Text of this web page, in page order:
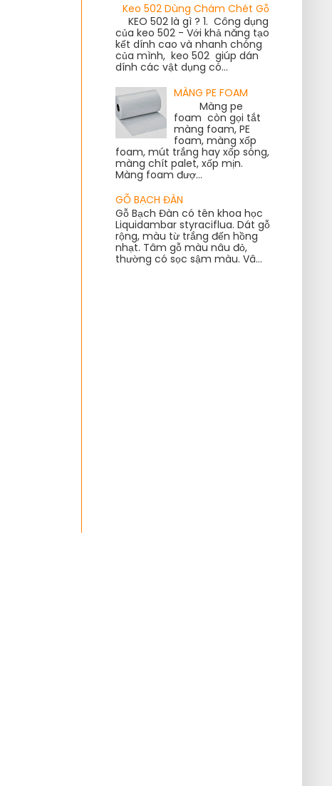
Keo 502 Dùng Chám Chét Gỗ
KEO 502 là gì ? 1. Công dụng
của keo 502 - Với khả năng tạo
kết dính cao và nhanh chóng
của mình, keo 502 giúp dán
dính các vật dụng có...
MÀNG PE FOAM
Màng pe
foam còn gọi tắt
màng foam, PE
foam, màng xốp
foam, mút trắng hay xốp sóng,
màng chít palet, xốp mịn.
Màng foam đượ...
GỖ BẠCH ĐÀN
Gỗ Bạch Đàn có tên khoa học
Liquidambar styraciflua. Dát gỗ
rộng, màu từ trắng đến hồng
nhạt. Tâm gỗ màu nâu đỏ,
thường có sọc sậm màu. Vâ...